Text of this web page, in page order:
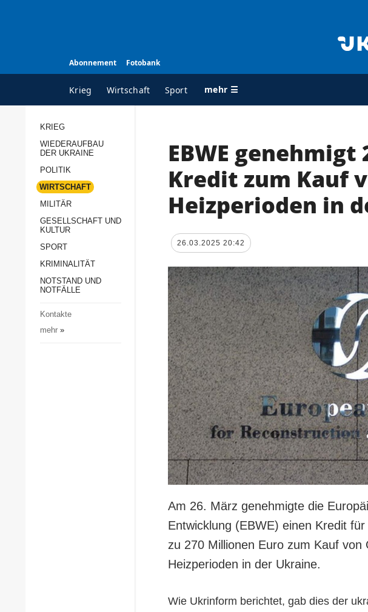
Abonnement Fotobank
Krieg Wirtschaft Sport mehr ☰
ALLE RUBRIKEN
Wiederaufbau der
Politik
Militär
Gesellschaft und Kultur
Notstand und Notfälle
AGENTUR
Kontakte
services
Daten
KRIEG
WIEDERAUFBAU
DER UKRAINE
POLITIK
WIRTSCHAFT
MILITÄR
GESELLSCHAFT UND
KULTUR
SPORT
KRIMINALITÄT
NOTSTAND UND
NOTFÄLLE
Kontakte
mehr»
EBWE genehmigt
Kredit zum Kauf
Heizperioden in
26.03.2025 20:42
Am 26. März genehmigte die
Entwicklung (EBWE) einen Kredit
zu 270 Millionen Euro zum Kauf
Heizperioden in der Ukraine.
Wie Ukrinform berichtet, gab dies der